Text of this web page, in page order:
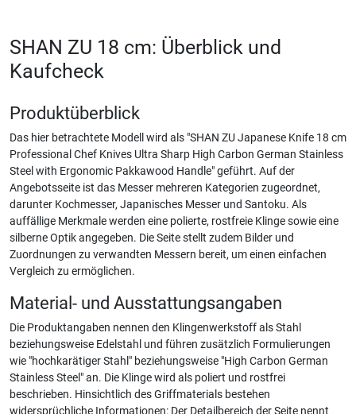
SHAN ZU 18 cm: Überblick und
Kaufcheck
Produktüberblick
Das hier betrachtete Modell wird als "SHAN ZU Japanese Knife 18 cm
Professional Chef Knives Ultra Sharp High Carbon German Stainless
Steel with Ergonomic Pakkawood Handle" geführt. Auf der
Angebotsseite ist das Messer mehreren Kategorien zugeordnet,
darunter Kochmesser, Japanisches Messer und Santoku. Als
auffällige Merkmale werden eine polierte, rostfreie Klinge sowie eine
silberne Optik angegeben. Die Seite stellt zudem Bilder und
Zuordnungen zu verwandten Messern bereit, um einen einfachen
Vergleich zu ermöglichen.
Material- und Ausstattungsangaben
Die Produktangaben nennen den Klingenwerkstoff als Stahl
beziehungsweise Edelstahl und führen zusätzlich Formulierungen
wie "hochkarätiger Stahl" beziehungsweise "High Carbon German
Stainless Steel" an. Die Klinge wird als poliert und rostfrei
beschrieben. Hinsichtlich des Griffmaterials bestehen
widersprüchliche Informationen: Der Detailbereich der Seite nennt